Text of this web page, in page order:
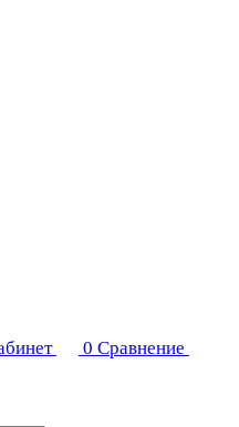
0 Сравнение